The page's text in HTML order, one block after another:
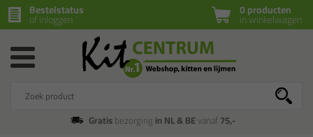
0 producten
in winkelwagen
Bestelstatus
of inloggen
Gratisbezorging in NL & BEvanaf75,-